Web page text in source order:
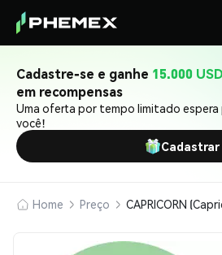
Cadastre-se e ganhe 15.000
em recompensas
Uma oferta por tempo limitado espera
você!
Cadastrar
Home Preço CAPRICORN